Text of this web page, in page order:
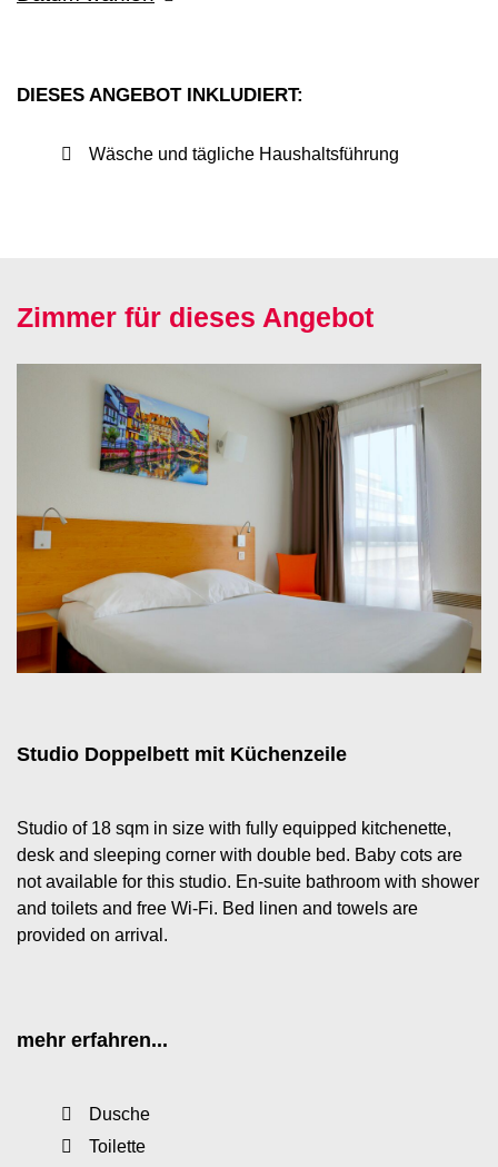
DIESES ANGEBOT INKLUDIERT:
Wäsche und tägliche Haushaltsführung
Zimmer für dieses Angebot
Studio Doppelbett mit Küchenzeile
Studio of 18 sqm in size with fully equipped kitchenette,
desk and sleeping corner with double bed. Baby cots are
not available for this studio. En-suite bathroom with shower
and toilets and free Wi-Fi. Bed linen and towels are
provided on arrival.
mehr erfahren...
Dusche
Toilette